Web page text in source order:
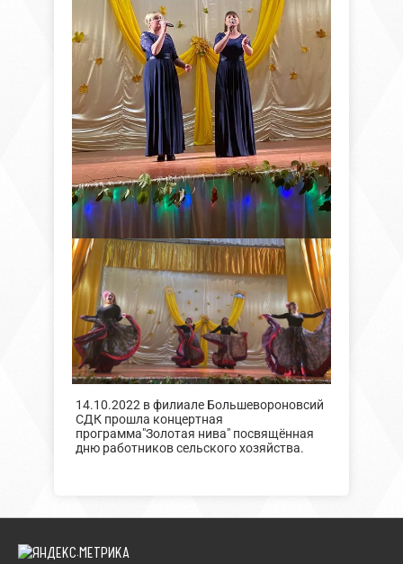
14.10.2022 в филиале Большевороновсий
СДК прошла концертная
программа"Золотая нива" посвящённая
дню работников сельского хозяйства.